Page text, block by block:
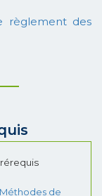
règlement des
de